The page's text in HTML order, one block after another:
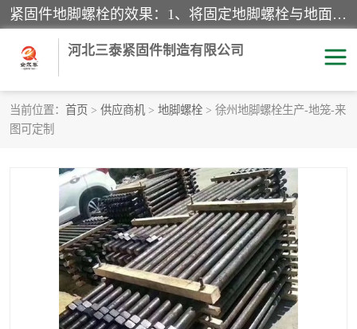
紧固件地脚螺栓的效果：1、将固定地脚螺栓与地面用水泥等物品灌溉在一起，可用来固定较小振荡和冲击的设备。2、活动地脚是一种可拆卸的地脚螺栓，可以固定有激烈振荡和冲击的大型机器设备。3、胀锚地脚螺栓用于固定比较简略且重量轻的设备，辅佐设备长期处于静止状态下。4、粘接地脚螺栓为一种使用广泛且常见的设备，它也是用来固定简略设备的小件。
河北三泰紧固件制造有限公司
当前位置： 首页 > 供应商机 > 地脚螺栓 > 徐州地脚螺栓生产-地笼-来
图可定制
地脚螺栓
拉杆
悬挑梁拉杆
高强度